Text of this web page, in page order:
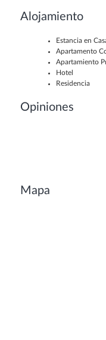
Alojamiento
Estancia en
Apartamento
Apartamiento
Hotel
Residencia
Opiniones
Mapa